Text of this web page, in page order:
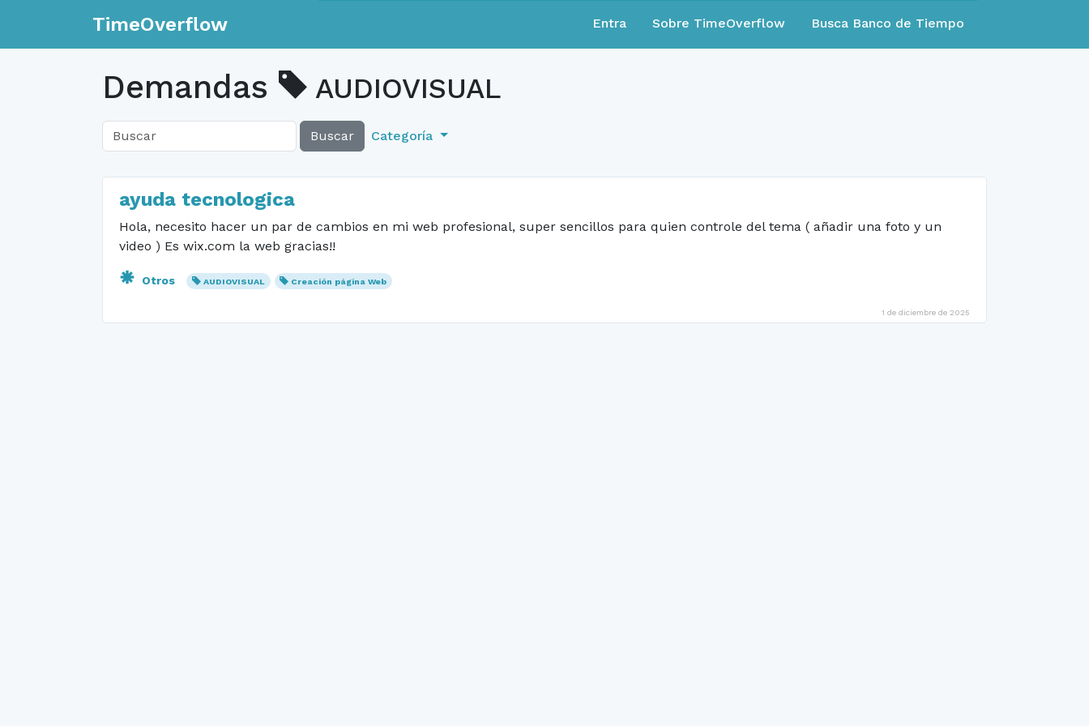
TimeOverflow Entra Sobre TimeOverflow Busca Banco de Tiempo
Demandas AUDIOVISUAL
Buscar Categoría
ayuda tecnologica
Hola, necesito hacer un par de cambios en mi web profesional, super sencillos para quien controle del tema ( añadir una foto y un
video ) Es wix.com la web gracias!!
Otros AUDIOVISUAL Creación página Web
1 de diciembre de 2025